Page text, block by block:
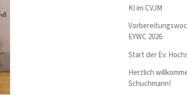
KI im CVJM
EYWC 2026
Start der Ev.
Herzlich
Schuchmann!